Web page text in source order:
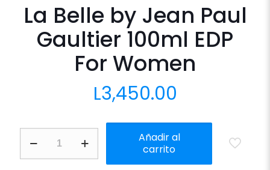
La Belle by Jean Paul
Gaultier 100ml EDP
For Women
L3,450.00
Belle
by
Añadir al
carrito